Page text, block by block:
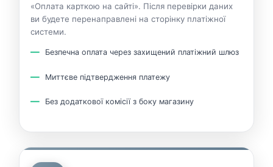
«Оплата карткою на сайті». Після перевірки даних
ви будете перенаправлені на сторінку платіжної
системи.
Безпечна оплата через захищений платіжний шлюз
Миттєве підтвердження платежу
Без додаткової комісії з боку магазину